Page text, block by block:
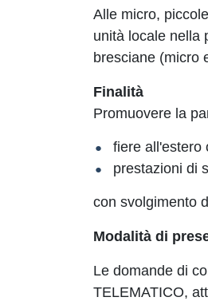
Alle micro,
unità locale nella
bresciane (micro
Finalità
Promuovere la
fiere all'estero
prestazioni di
con svolgimento
Modalità di
Le domande di
TELEMATICO,